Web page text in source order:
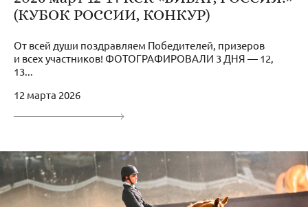
(КУБОК РОССИИ, КОНКУР)
От всей души поздравляем Победителей, призеров
и всех участников! ФОТОГРАФИРОВАЛИ 3 ДНЯ — 12,
13...
12 марта 2026